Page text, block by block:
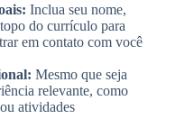
Inclua seu nome,
do currículo para
em contato com você
Mesmo que seja
relevante, como
atividades